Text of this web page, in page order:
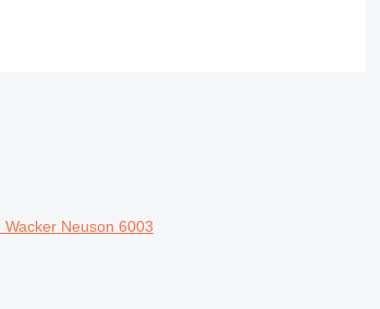
Wacker Neuson 6003